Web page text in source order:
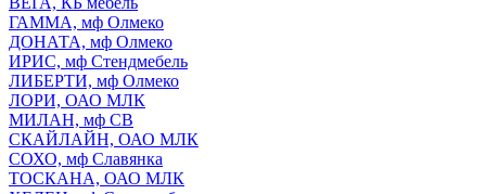
ГАММА, мф Олмеко
ДОНАТА, мф Олмеко
ИРИС, мф Стендмебель
ЛИБЕРТИ, мф Олмеко
ЛОРИ, ОАО МЛК
МИЛАН, мф СВ
СКАЙЛАЙН, ОАО МЛК
СОХО, мф Славянка
ТОСКАНА, ОАО МЛК